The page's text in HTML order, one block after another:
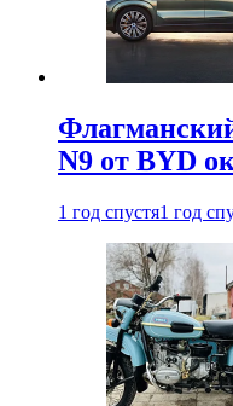
N9 от BYD
1 год спустя1 год